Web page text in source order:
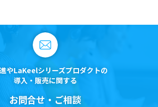
やLaKeelシリーズプロダクトの
導入・販売に関する
お問合せ・ご相談